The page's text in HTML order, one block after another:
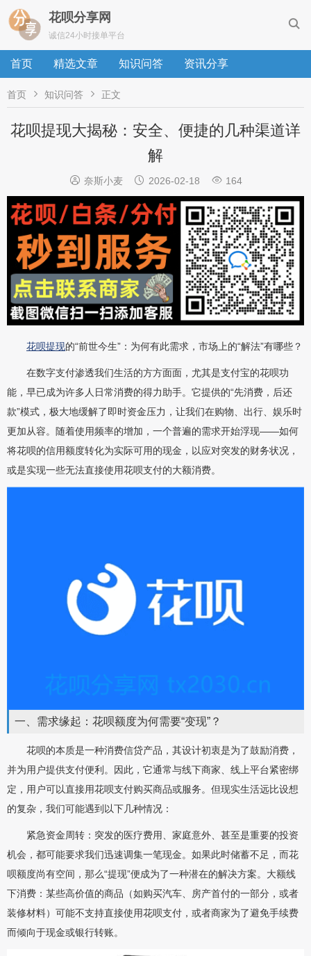

花呗分享网
诚信24小时接单平台
首页 精选文章 知识问答 资讯分享
首页  知识问答  正文
花呗提现大揭秘：安全、便捷的几种渠道详
解
 奈斯小麦  2026-02-18  164
花呗提现的“前世今生”：为何有此需求，市场上的“解法”有哪些？
在数字支付渗透我们生活的方方面面，尤其是支付宝的花呗功
能，早已成为许多人日常消费的得力助手。它提供的“先消费，后还
款”模式，极大地缓解了即时资金压力，让我们在购物、出行、娱乐时
更加从容。随着使用频率的增加，一个普遍的需求开始浮现——如何
将花呗的信用额度转化为实际可用的现金，以应对突发的财务状况，
或是实现一些无法直接使用花呗支付的大额消费。
一、需求缘起：花呗额度为何需要“变现”？
花呗的本质是一种消费信贷产品，其设计初衷是为了鼓励消费，
并为用户提供支付便利。因此，它通常与线下商家、线上平台紧密绑
定，用户可以直接用花呗支付购买商品或服务。但现实生活远比设想
的复杂，我们可能遇到以下几种情况：
紧急资金周转：突发的医疗费用、家庭意外、甚至是重要的投资
机会，都可能要求我们迅速调集一笔现金。如果此时储蓄不足，而花
呗额度尚有空间，那么“提现”便成为了一种潜在的解决方案。大额线
下消费：某些高价值的商品（如购买汽车、房产首付的一部分，或者
装修材料）可能不支持直接使用花呗支付，或者商家为了避免手续费
而倾向于现金或银行转账。